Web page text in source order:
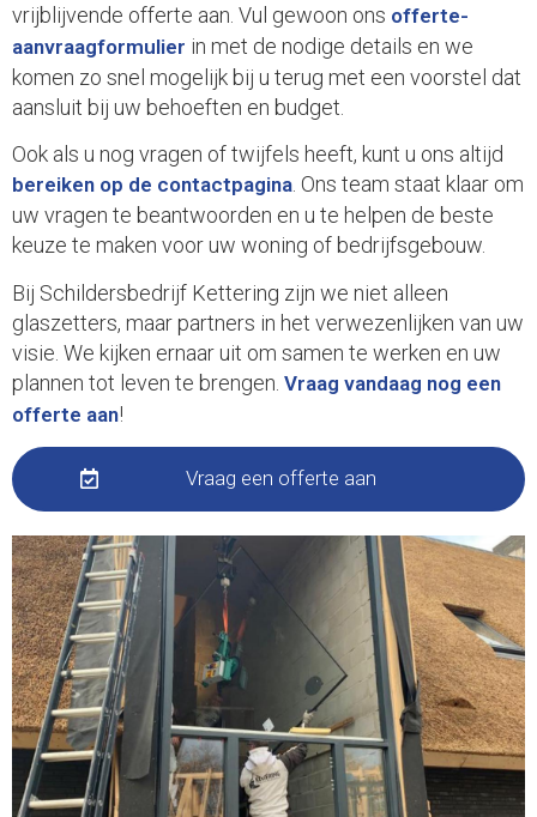
vrijblijvende offerte aan. Vul gewoon ons offerte-
aanvraagformulier in met de nodige details en we
komen zo snel mogelijk bij u terug met een voorstel dat
aansluit bij uw behoeften en budget.
Ook als u nog vragen of twijfels heeft, kunt u ons altijd
bereiken op de contactpagina. Ons team staat klaar om
uw vragen te beantwoorden en u te helpen de beste
keuze te maken voor uw woning of bedrijfsgebouw.
Bij Schildersbedrijf Kettering zijn we niet alleen
glaszetters, maar partners in het verwezenlijken van uw
visie. We kijken ernaar uit om samen te werken en uw
plannen tot leven te brengen. Vraag vandaag nog een
offerte aan!
Vraag een offerte aan